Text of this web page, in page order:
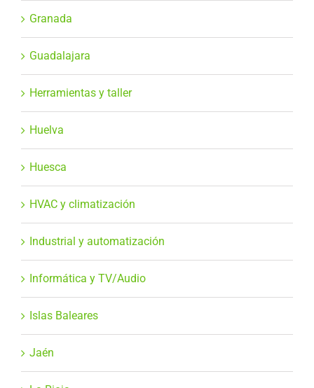
Granada
Guadalajara
Herramientas y taller
Huelva
Huesca
HVAC y climatización
Industrial y automatización
Informática y TV/Audio
Islas Baleares
Jaén